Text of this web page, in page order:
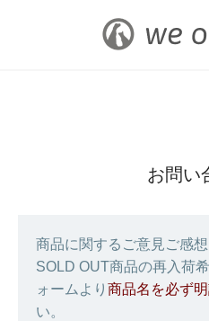
お問い
商品に関するご意見ご感
SOLD OUT商品の再入荷
ォームより 商品名を必ず明
い。